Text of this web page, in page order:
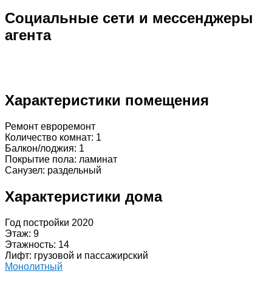
Социальные сети и мессенджеры
агента
Характеристики помещения
Ремонт евроремонт
Количество комнат: 1
Балкон/лоджия: 1
Покрытие пола: ламинат
Санузел: раздельный
Характеристики дома
Год постройки 2020
Этаж: 9
Этажность: 14
Лифт: грузовой и пассажирский
Монолитный